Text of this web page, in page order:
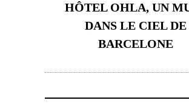
HÔTEL OHLA, UN
DANS LE CIEL DE
BARCELONE